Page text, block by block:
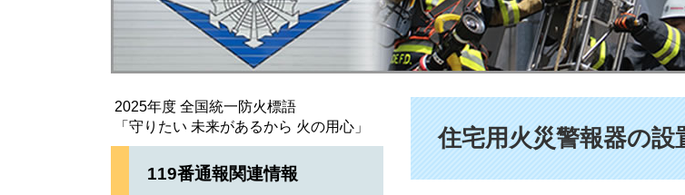
2025年度 全国統一防火標語
「守りたい 未来があるから 火の用心」
119番通報関連情報
住宅用火災警報器の設